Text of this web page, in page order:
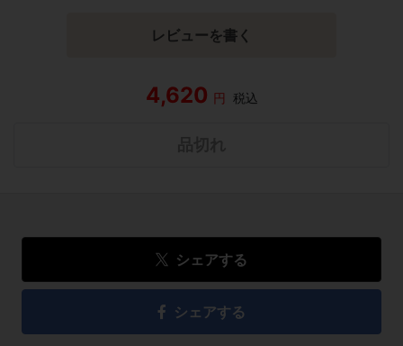
レビューを書く
4,620 円 税込
シェアする
シェアする